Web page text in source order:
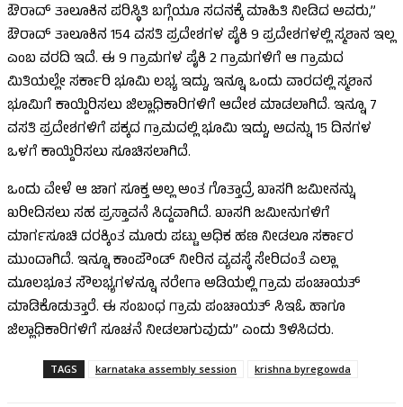
ಔರಾದ್ ತಾಲೂಕಿನ ಪರಿಸ್ಥಿತಿ ಬಗ್ಗೆಯೂ ಸದನಕ್ಕೆ ಮಾಹಿತಿ ನೀಡಿದ ಅವರು,”
ಔರಾದ್ ತಾಲೂಕಿನ 154 ವಸತಿ ಪ್ರದೇಶಗಳ ಪೈಕಿ 9 ಪ್ರದೇಶಗಳಲ್ಲಿ ಸ್ಮಶಾನ ಇಲ್ಲ
ಎಂಬ ವರದಿ ಇದೆ. ಈ 9 ಗ್ರಾಮಗಳ ಪೈಕಿ 2 ಗ್ರಾಮಗಳಿಗೆ ಆ ಗ್ರಾಮದ
ಮಿತಿಯಲ್ಲೇ ಸರ್ಕಾರಿ ಭೂಮಿ ಲಭ್ಯ ಇದ್ದು, ಇನ್ನೂ ಒಂದು ವಾರದಲ್ಲಿ ಸ್ಮಶಾನ
ಭೂಮಿಗೆ ಕಾಯ್ದಿರಿಸಲು ಜಿಲ್ಲಾಧಿಕಾರಿಗಳಿಗೆ ಆದೇಶ ಮಾಡಲಾಗಿದೆ. ಇನ್ನೂ 7
ವಸತಿ ಪ್ರದೇಶಗಳಿಗೆ ಪಕ್ಕದ ಗ್ರಾಮದಲ್ಲಿ ಭೂಮಿ ಇದ್ದು, ಅದನ್ನು 15 ದಿನಗಳ
ಒಳಗೆ ಕಾಯ್ದಿರಿಸಲು ಸೂಚಿಸಲಾಗಿದೆ.
ಒಂದು ವೇಳೆ ಆ ಜಾಗ ಸೂಕ್ತ ಅಲ್ಲ ಅಂತ ಗೊತ್ತಾದ್ರೆ ಖಾಸಗಿ ಜಮೀನನ್ನು
ಖರೀದಿಸಲು ಸಹ ಪ್ರಸ್ತಾವನೆ ಸಿದ್ದವಾಗಿದೆ. ಖಾಸಗಿ ಜಮೀನುಗಳಿಗೆ
ಮಾರ್ಗಸೂಚಿ ದರಕ್ಕಿಂತ ಮೂರು ಪಟ್ಟು ಅಧಿಕ ಹಣ ನೀಡಲೂ ಸರ್ಕಾರ
ಮುಂದಾಗಿದೆ. ಇನ್ನೂ ಕಾಂಪೌಂಡ್ ನೀರಿನ ವ್ಯವಸ್ಥೆ ಸೇರಿದಂತೆ ಎಲ್ಲಾ
ಮೂಲಭೂತ ಸೌಲಭ್ಯಗಳನ್ನೂ ನರೇಗಾ ಅಡಿಯಲ್ಲಿ ಗ್ರಾಮ ಪಂಚಾಯತ್
ಮಾಡಿಕೊಡುತ್ತಾರೆ. ಈ ಸಂಬಂಧ ಗ್ರಾಮ ಪಂಚಾಯತ್ ಸಿಇಓ ಹಾಗೂ
ಜಿಲ್ಲಾಧಿಕಾರಿಗಳಿಗೆ ಸೂಚನೆ ನೀಡಲಾಗುವುದು” ಎಂದು ತಿಳಿಸಿದರು.
TAGS karnataka assembly session krishna byregowda